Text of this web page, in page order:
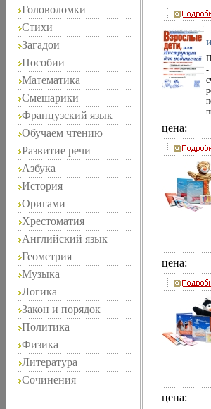
Головоломки
Стихи
Загадои
Пособии
Математика
Смешарики
Французский язык
Обучаем чтению
Развитие речи
Азбука
История
Оригами
Хрестоматия
Английский язык
Геометрия
Музыка
Логика
Закон и порядок
Политика
Физика
Литература
Сочинения
-
цена:
цена:
цена: